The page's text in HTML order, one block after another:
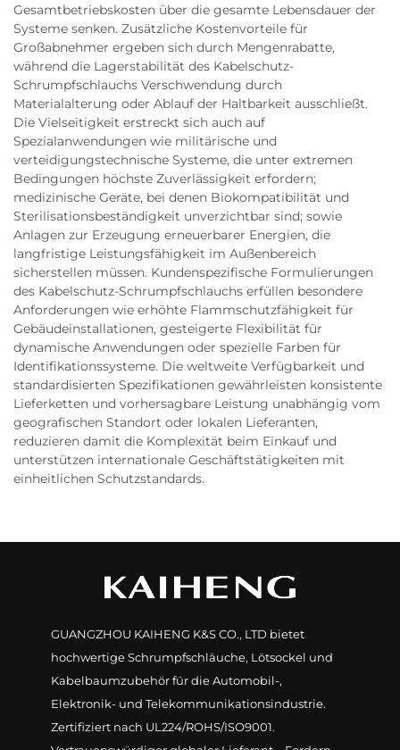
Gesamtbetriebskosten über die gesamte Lebensdauer der
Systeme senken. Zusätzliche Kostenvorteile für
Großabnehmer ergeben sich durch Mengenrabatte,
während die Lagerstabilität des Kabelschutz-
Schrumpfschlauchs Verschwendung durch
Materialalterung oder Ablauf der Haltbarkeit ausschließt.
Die Vielseitigkeit erstreckt sich auch auf
Spezialanwendungen wie militärische und
verteidigungstechnische Systeme, die unter extremen
Bedingungen höchste Zuverlässigkeit erfordern;
medizinische Geräte, bei denen Biokompatibilität und
Sterilisationsbeständigkeit unverzichtbar sind; sowie
Anlagen zur Erzeugung erneuerbarer Energien, die
langfristige Leistungsfähigkeit im Außenbereich
sicherstellen müssen. Kundenspezifische Formulierungen
des Kabelschutz-Schrumpfschlauchs erfüllen besondere
Anforderungen wie erhöhte Flammschutzfähigkeit für
Gebäudeinstallationen, gesteigerte Flexibilität für
dynamische Anwendungen oder spezielle Farben für
Identifikationssysteme. Die weltweite Verfügbarkeit und
standardisierten Spezifikationen gewährleisten konsistente
Lieferketten und vorhersagbare Leistung unabhängig vom
geografischen Standort oder lokalen Lieferanten,
reduzieren damit die Komplexität beim Einkauf und
unterstützen internationale Geschäftstätigkeiten mit
einheitlichen Schutzstandards.
GUANGZHOU KAIHENG K&S CO., LTD bietet
hochwertige Schrumpfschläuche, Lötsockel und
Kabelbaumzubehör für die Automobil-,
Elektronik- und Telekommunikationsindustrie.
Zertifiziert nach UL224/ROHS/ISO9001.